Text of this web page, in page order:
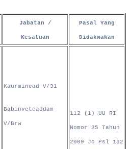
Jabatan /
Kesatuan
Pasal Yang
Didakwakan
Kaurmincad V/31
Babinvetcaddam
V/Brw
112 (1) UU RI
Nomor 35 Tahun
2009 Jo Psl 132